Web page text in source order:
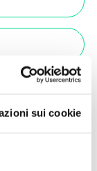
sui cookie